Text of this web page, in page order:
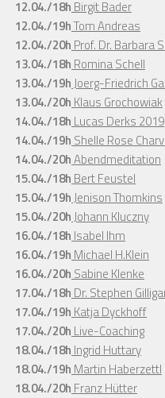
12.04./18h Birgit Bader
12.04./19hTom Andreas
12.04./20h Prof. Dr. Barbara
13.04./18h Romina Schell
13.04./19hJoerg-Friedrich
13.04./20h Klaus Grochowiak
14.04./18h Lucas Derks 2019
14.04./19h Shelle Rose
14.04./20hAbendmeditation
15.04./18h Bert Feustel
15.04./19hJenison Thomkins
15.04./20hJohann Kluczny
16.04./18h Isabel Ihm
16.04./19h Michael H.Klein
16.04./20h Sabine Klenke
17.04./18h Dr. Stephen
17.04./19h Katja Dyckhoff
17.04./20h Live-Coaching
18.04./18h Ingrid Huttary
18.04./19h Martin Haberzettl
18.04./20h Franz Hütter